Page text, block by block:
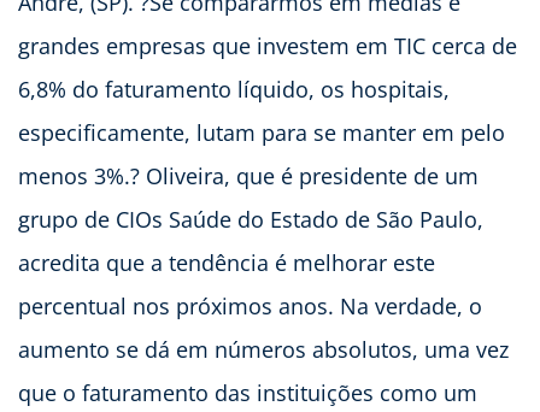
grandes empresas que investem em TIC cerca de
6,8% do faturamento líquido, os hospitais,
especificamente, lutam para se manter em pelo
menos 3%.? Oliveira, que é presidente de um
grupo de CIOs Saúde do Estado de São Paulo,
acredita que a tendência é melhorar este
percentual nos próximos anos. Na verdade, o
aumento se dá em números absolutos, uma vez
que o faturamento das instituições como um